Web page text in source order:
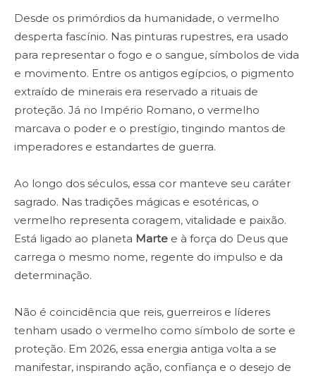
Desde os primórdios da humanidade, o vermelho
desperta fascínio. Nas pinturas rupestres, era usado
para representar o fogo e o sangue, símbolos de vida
e movimento. Entre os antigos egípcios, o pigmento
extraído de minerais era reservado a rituais de
proteção. Já no Império Romano, o vermelho
marcava o poder e o prestígio, tingindo mantos de
imperadores e estandartes de guerra.
Ao longo dos séculos, essa cor manteve seu caráter
sagrado. Nas tradições mágicas e esotéricas, o
vermelho representa coragem, vitalidade e paixão.
Está ligado ao planeta Marte e à força do Deus que
carrega o mesmo nome, regente do impulso e da
determinação.
Não é coincidência que reis, guerreiros e líderes
tenham usado o vermelho como símbolo de sorte e
proteção. Em 2026, essa energia antiga volta a se
manifestar, inspirando ação, confiança e o desejo de